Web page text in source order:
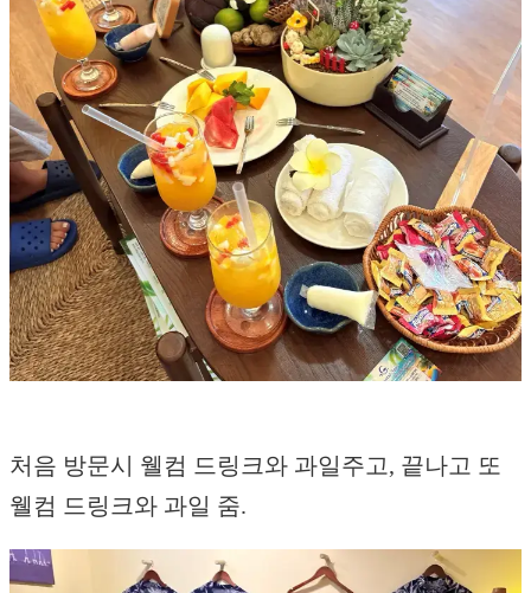
처음 방문시 웰컴 드링크와 과일주고, 끝나고 또
웰컴 드링크와 과일 줌.